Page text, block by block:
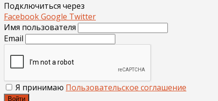
Подключиться через
FacebookGoogle Twitter
Имя пользователя
Email
Я принимаю Пользовательское соглашение
Войти